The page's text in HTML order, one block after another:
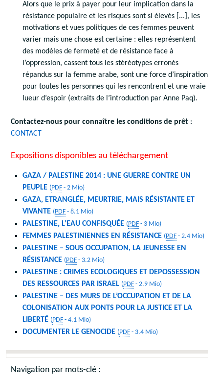
Alors que le prix à payer pour leur implication dans la
résistance populaire et les risques sont si élevés [...], les
motivations et vues politiques de ces femmes peuvent
varier mais une chose est certaine : elles représentent
des modèles de fermeté et de résistance face à
l’oppression, cassent tous les stéréotypes erronés
répandus sur la femme arabe, sont une force d’inspiration
pour toutes les personnes qui les rencontrent et une vraie
lueur d’espoir (extraits de l’introduction par Anne Paq).
Contactez-nous pour connaître les conditions de prêt :
CONTACT
Expositions disponibles au téléchargement
GAZA / PALESTINE 2014 : UNE GUERRE CONTRE UN
PEUPLE (PDF -2 Mio)
GAZA, ETRANGLÉE, MEURTRIE, MAIS RÉSISTANTE ET
VIVANTE (PDF -8.1 Mio)
PALESTINE, L’EAU CONFISQUÉE (PDF - 3 Mio)
FEMMES PALESTINIENNES EN RÉSISTANCE (PDF -2.4 Mio)
PALESTINE – SOUS OCCUPATION, LA JEUNESSE EN
RÉSISTANCE (PDF - 3.2 Mio)
PALESTINE : CRIMES ECOLOGIQUES ET DEPOSSESSION
DES RESSOURCES PAR ISRAEL (PDF -2.9 Mio)
PALESTINE – DES MURS DE L’OCCUPATION ET DE LA
COLONISATION AUX PONTS POUR LA JUSTICE ET LA
LIBERTÉ (PDF -4.1 Mio)
DOCUMENTER LE GENOCIDE (PDF - 3.4 Mio)
Navigation par mots-clé :